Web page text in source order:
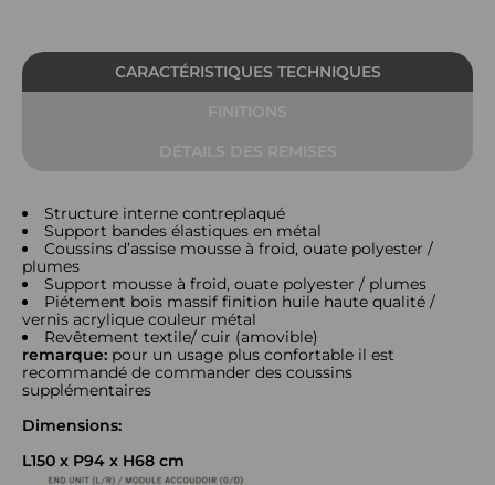
CARACTÉRISTIQUES TECHNIQUES
Structure interne contreplaqué
Support bandes élastiques en métal
Coussins d’assise mousse à froid, ouate polyester /
plumes
Support mousse à froid, ouate polyester / plumes
Piétement bois massif finition huile haute qualité /
vernis acrylique couleur métal
Revêtement textile/ cuir (amovible)
remarque: pour un usage plus confortable il est
recommandé de commander des coussins
supplémentaires
Dimensions:
L150 x P94 x H68 cm